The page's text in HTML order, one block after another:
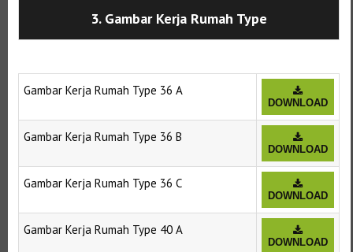
3. Gambar Kerja Rumah Type
Gambar Kerja Rumah Type 36 A
DOWNLOAD
Gambar Kerja Rumah Type 36 B
DOWNLOAD
Gambar Kerja Rumah Type 36 C
DOWNLOAD
Gambar Kerja Rumah Type 40 A
DOWNLOAD